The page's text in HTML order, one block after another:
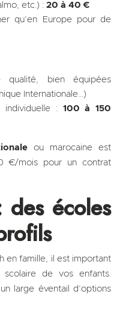
etc.) : 20 à 40 €
qu’en Europe pour de
qualité, bien équipées
Internationale...)
individuelle : 100 à 150
ou marocaine est
€/mois pour un contrat
écoles
en famille, il est important
scolaire de vos enfants.
large éventail d’options